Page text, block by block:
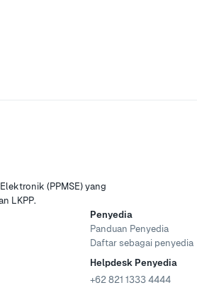
(PPMSE) yang
LKPP.
Penyedia
Panduan Penyedia
Daftar sebagai penyedia
Helpdesk Penyedia
+62 821 1333 4444